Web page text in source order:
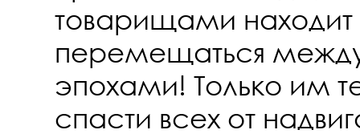
товарищами находит
перемещаться
эпохами! Только им
спасти всех от